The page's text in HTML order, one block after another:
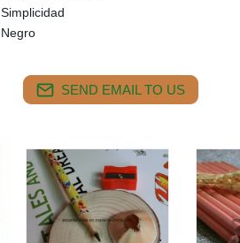
Simplicidad
Negro
SEND EMAIL TO US